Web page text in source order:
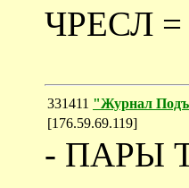
ЧРЕСЛ
331411 "Журнал
[176.59.69.119]
- ПАРЫ